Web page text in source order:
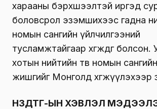
харааны бэрхшээлтэй иргэд
боловсрол эзэмшихээс гадна
номын сангийн үйлчилгээний
тусламжтайгаар хөгждөг болсон.
хотын нийтийн төв номын
жишгийг Монголд хөгжүүлэхээр
НЗДТГ-ЫН ХЭВЛЭЛ